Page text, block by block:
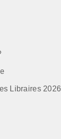
Libraires 2026